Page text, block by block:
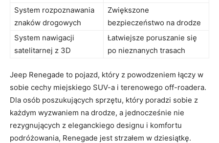
System ⁣rozpoznawania
znaków drogowych
Zwiększone
bezpieczeństwo ⁣na drodze
System nawigacji
satelitarnej z 3D
Łatwiejsze poruszanie się
po nieznanych trasach
Jeep Renegade to pojazd, który z powodzeniem łączy‌ w
sobie cechy miejskiego​ SUV-a ​i terenowego off-roadera.
Dla ⁢osób poszukujących sprzętu,​ który poradzi sobie z
każdym wyzwaniem na drodze, a jednocześnie ⁢nie
‌rezygnujących z eleganckiego designu i komfortu
podróżowania, Renegade ‌jest ‍strzałem ⁢w dziesiątkę.